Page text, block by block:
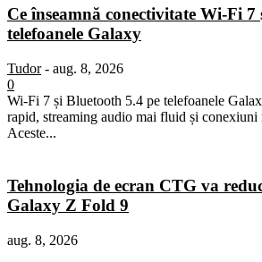
Ce înseamnă conectivitate Wi-Fi 7
telefoanele Galaxy
Tudor - aug. 8, 2026
0
Wi-Fi 7 și Bluetooth 5.4 pe telefoanele
rapid, streaming audio mai fluid și conexiuni
Aceste...
Tehnologia de ecran CTG va
Galaxy Z Fold 9
aug. 8, 2026